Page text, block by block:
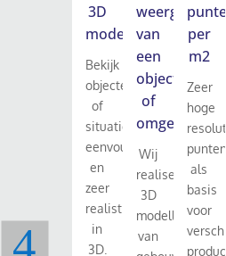
3D
model
Bekijk
objecten
of
situaties
eenvoudig
en
zeer
realistisch
in
3D.
weergave
van
een
object
of
omgeving
Wij
realiseren
3D
modellen
van
punten
per
m2
Zeer
hoge
als
basis
voor